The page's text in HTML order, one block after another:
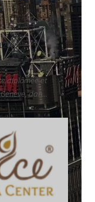
diplômée et
dan...